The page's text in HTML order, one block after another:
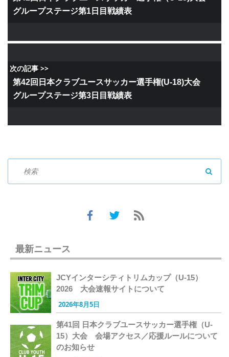
グループステージ第1日目戦績表
次の記事 >>
第42回日本クラブユースサッカー選手権(U-18)大会
グループステージ第3日目戦績表
最新ニュース
JCYインターシティトリムカップ（U-15）
2026 大会速報サイトについて
2026年8月5日
第41回 日本クラブユースサッカー選手権（U-
15）大会 会場アクセス／応援ルールについて
のお知らせ